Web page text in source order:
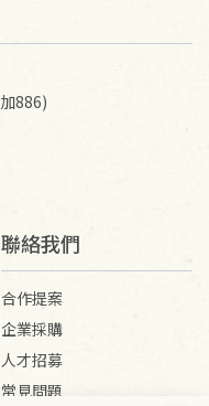
886)
聯絡我們
合作提案
企業採購
人才招募
常見問題